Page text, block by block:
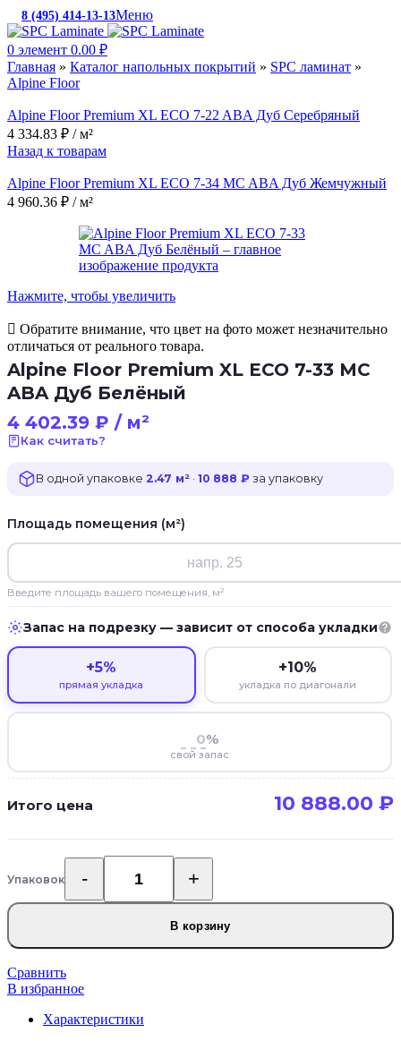
8 (495) 414-13-13Меню
0 элемент 0.00 ₽
Главная » Каталог напольных покрытий » SPC ламинат »
Alpine Floor
Alpine Floor Premium XL ECO 7-22 ABA Дуб Серебряный
4 334.83 ₽ / м²
Назад к товарам
Alpine Floor Premium XL ECO 7-34 MC ABA Дуб Жемчужный
4 960.36 ₽ / м²
Нажмите, чтобы увеличить
Обратите внимание, что цвет на фото может незначительно
отличаться от реального товара.
Alpine Floor Premium XL ECO 7-33 MC
ABA Дуб Белёный
4 402.39 ₽ / м²
Как считать?
В одной упаковке 2.47 м² · 10 888 ₽ за упаковку
Площадь помещения (м²)
Введите площадь вашего помещения, м²
Запас на подрезку — зависит от способа укладки
+5%
прямая укладка
+10%
укладка по диагонали
%
свой запас
Итого цена 10 888.00 ₽
УпаковокКоличество
товара
Premium
XL
ECO
33
В корзину
Сравнить
В избранное
Характеристики